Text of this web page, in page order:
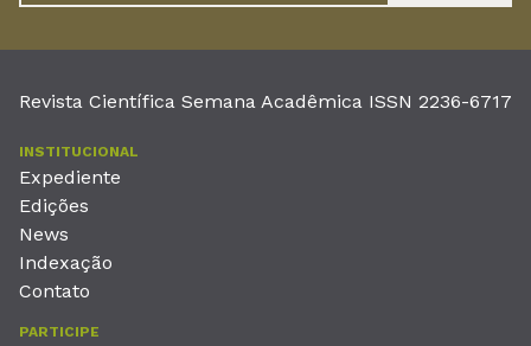
Revista Científica Semana Acadêmica ISSN 2236-6717
INSTITUCIONAL
Expediente
Edições
News
Indexação
Contato
PARTICIPE